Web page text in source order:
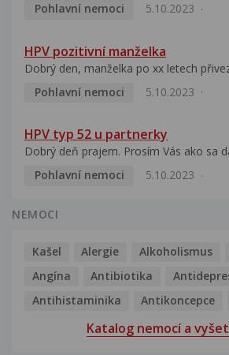
Pohlavní nemoci
5.10.2023
HPV pozitivní manželka
Dobrý den, manželka po xx letech
Pohlavní nemoci
5.10.2023
HPV typ 52 u partnerky
Dobrý deň prajem. Prosím Vás ako sa
Pohlavní nemoci
5.10.2023
NEMOCI
Kašel Alergie Alkoholismus
Angína
Antibiotika
Antihistaminika
Antikoncepce
Katalog nemocí a